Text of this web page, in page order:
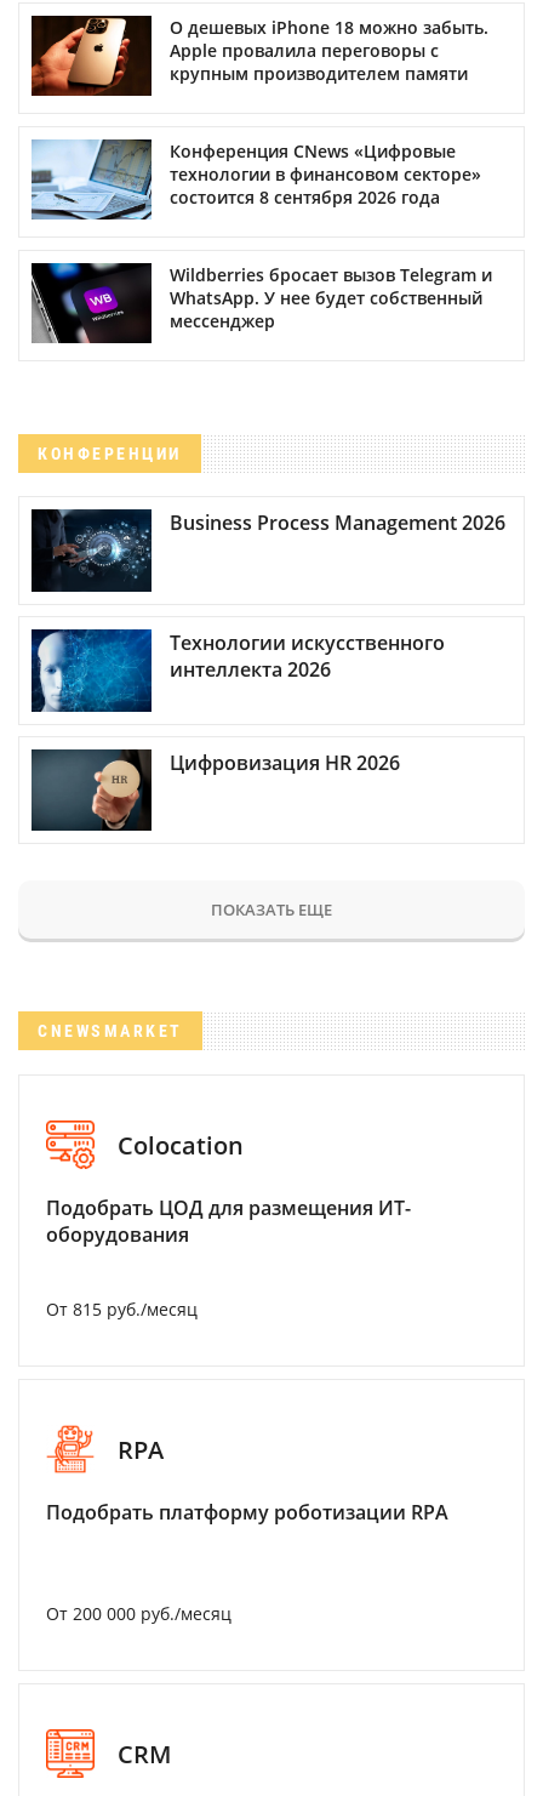
О дешевых iPhone 18 можно забыть.
Apple провалила переговоры с
крупным производителем памяти
Конференция CNews «Цифровые
технологии в финансовом секторе»
состоится 8 сентября 2026 года
Wildberries бросает вызов Telegram и
WhatsApp. У нее будет собственный
мессенджер
КОНФЕРЕНЦИИ
Business Process Management 2026
Технологии искусственного
интеллекта 2026
Цифровизация HR 2026
ПОКАЗАТЬ ЕЩЕ
CNEWSMARKET
Colocation
Подобрать ЦОД для размещения ИТ-
оборудования
От 815 руб./месяц
RPA
Подобрать платформу роботизации RPA
От 200 000 руб./месяц
CRM